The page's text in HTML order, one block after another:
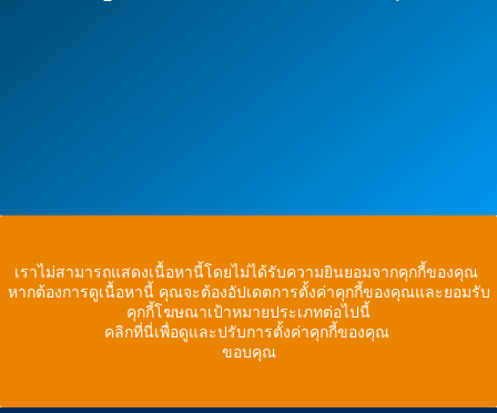
เราไม่สามารถแสดงเนื้อหานี้โดยไม่ได้รับความยินยอมจากคุกกี้ของคุณ
หากต้องการดูเนื้อหานี้ คุณจะต้องอัปเดตการตั้งค่าคุกกี้ของคุณและยอมรับ
คุกกี้โฆษณาเป้าหมายประเภทต่อไปนี้
คลิกที่นี่เพื่อดูและปรับการตั้งค่าคุกกี้ของคุณ
ขอบคุณ